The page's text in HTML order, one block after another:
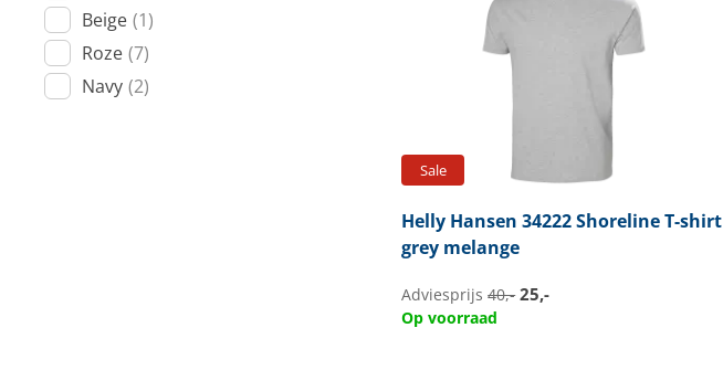
Sale
Helly Hansen 34222 Shoreline T-shirt
grey melange
Adviesprijs40,- 25,-
Op voorraad
Beige (1)
Roze (7)
Navy (2)